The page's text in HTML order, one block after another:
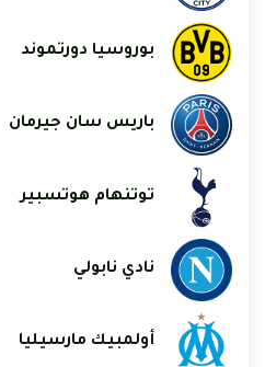
بوروسيا دورتموند
باريس سان جيرمان
توتنهام هوتسبير
نادي نابولي
أولمبيك مارسيليا